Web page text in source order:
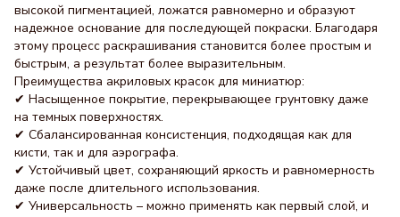
высокой пигментацией, ложатся равномерно и образуют
надежное основание для последующей покраски. Благодаря
этому процесс раскрашивания становится более простым и
быстрым, а результат более выразительным.
Преимущества акриловых красок для миниатюр:
✔ Насыщенное покрытие, перекрывающее грунтовку даже
на темных поверхностях.
✔ Сбалансированная консистенция, подходящая как для
кисти, так и для аэрографа.
✔ Устойчивый цвет, сохраняющий яркость и равномерность
даже после длительного использования.
✔ Универсальность – можно применять как первый слой, и